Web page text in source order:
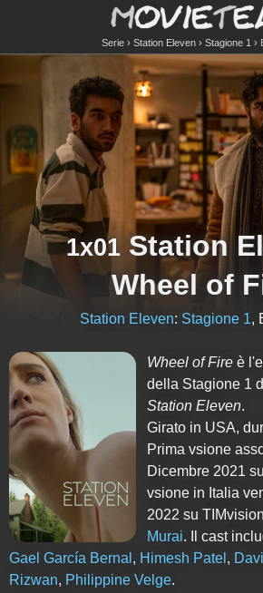
Serie Station Eleven Stagione 1
1x01 Station
Wheel of
Station Eleven: Stagione 1,
Wheel of Fire è
della Stagione 1
Station Eleven.
Girato in USA,
Prima vsione
Dicembre 2021
vsione in Italia
2022 su
Murai. Il cast
Gael García Bernal , Himesh Patel ,
Rizwan, Philippine Velge.